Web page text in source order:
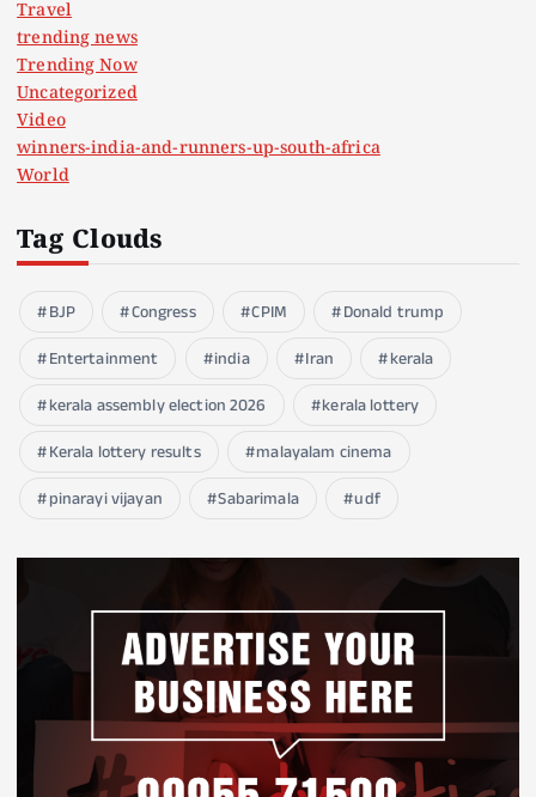
Travel
trending news
Trending Now
Uncategorized
Video
winners-india-and-runners-up-south-africa
World
Tag Clouds
BJP Congress CPIM
Donald trump
Entertainment
india Iran
kerala
kerala assembly election 2026
kerala lottery
Kerala lottery results
malayalam cinema
pinarayi vijayan
Sabarimala udf